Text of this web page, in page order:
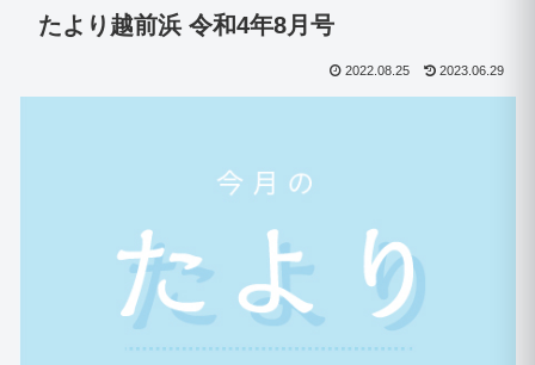
たより越前浜 令和4年8月号
2022.08.25 2023.06.29